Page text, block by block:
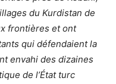
du Kurdistan de
frontières et ont
qui défendaient la
envahi des dizaines
de l’État turc